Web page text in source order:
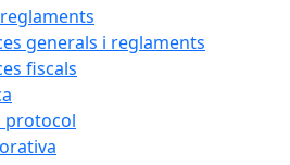
generals i reglaments
fiscals
protocol